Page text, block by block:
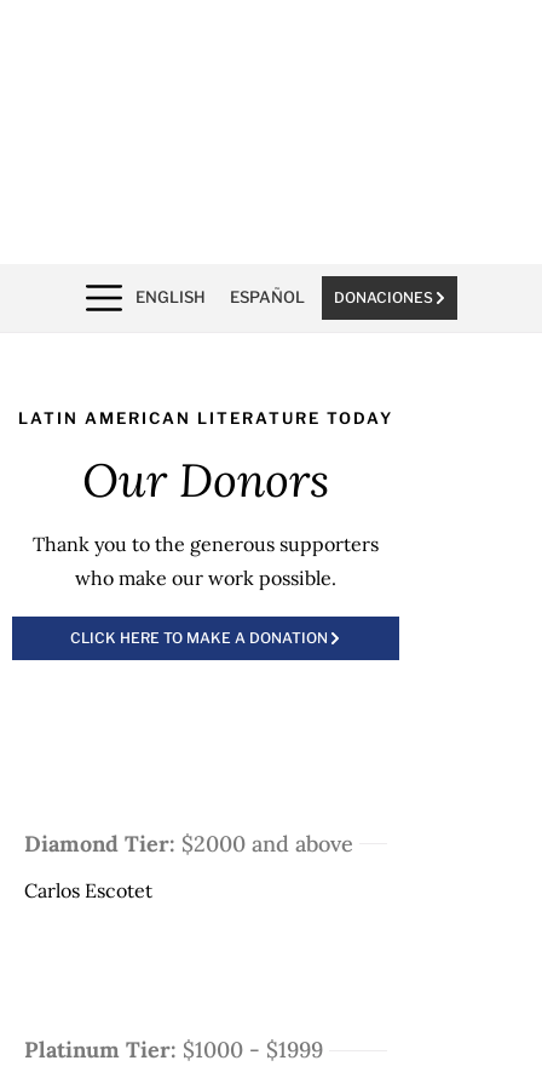
ENGLISH ESPAÑOL DONACIONES
LATIN AMERICAN LITERATURE TODAY
Our Donors
Thank you to the generous supporters
who make our work possible.
CLICK HERE TO MAKE A DONATION
Diamond Tier: $2000 and above
Carlos Escotet
Platinum Tier: $1000 - $1999